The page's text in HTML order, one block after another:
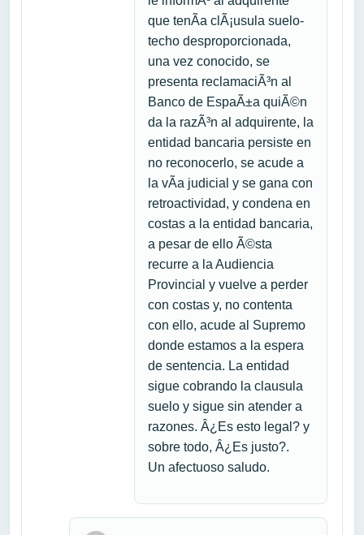
que tenÃ­a clÃ¡usula suelo-
techo desproporcionada,
una vez conocido, se
presenta reclamaciÃ³n al
Banco de EspaÃ±a quiÃ©n
da la razÃ³n al adquirente, la
entidad bancaria persiste en
no reconocerlo, se acude a
la vÃ­a judicial y se gana con
retroactividad, y condena en
costas a la entidad bancaria,
a pesar de ello Ã©sta
recurre a la Audiencia
Provincial y vuelve a perder
con costas y, no contenta
con ello, acude al Supremo
donde estamos a la espera
de sentencia. La entidad
sigue cobrando la clausula
suelo y sigue sin atender a
razones. Â¿Es esto legal? y
sobre todo, Â¿Es justo?.
Un afectuoso saludo.